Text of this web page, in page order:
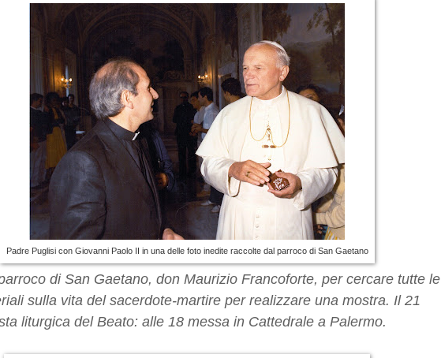
Padre Puglisi con Giovanni Paolo II in una delle foto inedite raccolte dal parroco di San Gaetano
di San Gaetano, don Maurizio Francoforte, per cercare tutte le
sulla vita del sacerdote-martire per realizzare una mostra. Il 21
liturgica del Beato: alle 18 messa in Cattedrale a Palermo.